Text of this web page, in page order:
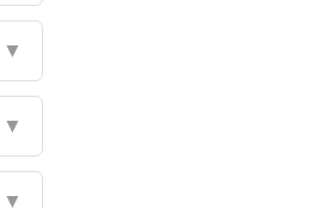
▼
▼
▼